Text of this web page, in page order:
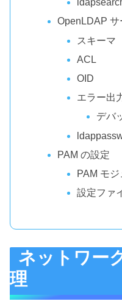
OpenLDAP
スキーマ
ACL
OID
エラー出
デバ
PAM の設定
PAM モ
設定ファ
ネットワー
理